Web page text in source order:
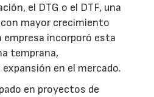
el DTG o el DTF, una
mayor crecimiento
empresa incorporó esta
temprana,
en el mercado.
en proyectos de